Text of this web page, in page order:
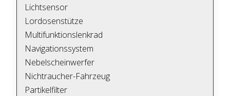
Lichtsensor
Lordosenstütze
Multifunktionslenkrad
Navigationssystem
Nebelscheinwerfer
Nichtraucher-Fahrzeug
Partikelfilter